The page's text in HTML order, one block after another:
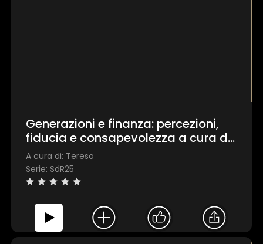
Generazioni e finanza: percezioni,
fiducia e consapevolezza a cura di
Tereso
A cura di: Tereso
Serie: SdR25